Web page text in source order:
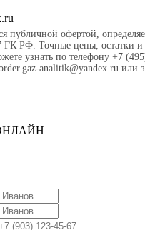
публичной офертой,
ГК РФ. Точные цены, остатки и
узнать по телефону +7
analitik@yandex.ru или